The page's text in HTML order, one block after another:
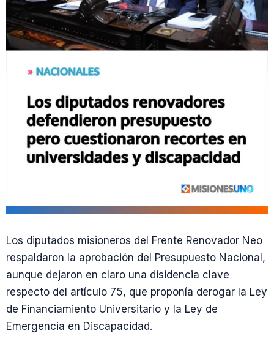
Los diputados misioneros del Frente Renovador Neo
respaldaron la aprobación del Presupuesto Nacional,
aunque dejaron en claro una disidencia clave
respecto del artículo 75, que proponía derogar la Ley
de Financiamiento Universitario y la Ley de
Emergencia en Discapacidad.